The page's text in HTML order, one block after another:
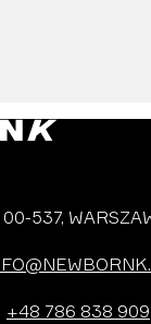
537,
+48 786 838 909